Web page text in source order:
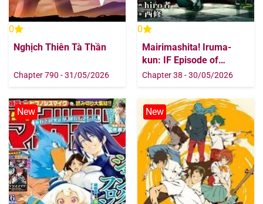
0
Nghịch Thiên Tà Thần
Chapter 790 - 31/05/2026
0
Mairimashita! Iruma-
kun: IF Episode of
MAFIA
Chapter 38 - 30/05/2026
New New